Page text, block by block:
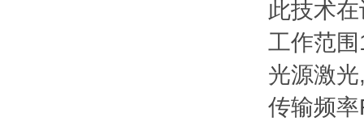
此技术
工作范围
光源激
传输频率